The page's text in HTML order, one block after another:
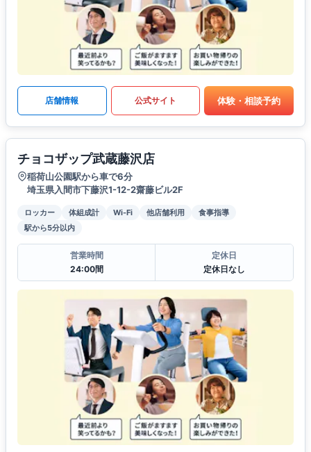
店舗情報 公式サイト 体験・相談予約
チョコザップ武蔵藤沢店
稲荷山公園駅から車で6分
埼玉県入間市下藤沢1-12-2齋藤ビル2F
ロッカー 体組成計 Wi-Fi 他店舗利用
食事指導
駅から5分以内
営業時間
24:00間
定休日
定休日なし